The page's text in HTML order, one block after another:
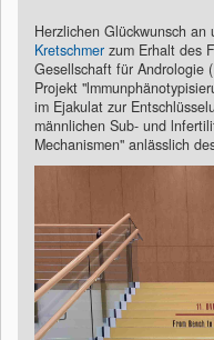
Herzlichen Glückwunsch
Kretschmer zum Erhalt des
Gesellschaft für Andrologie
Projekt
im Ejakulat zur
männlichen Sub- und
Mechanismen" anlässlich